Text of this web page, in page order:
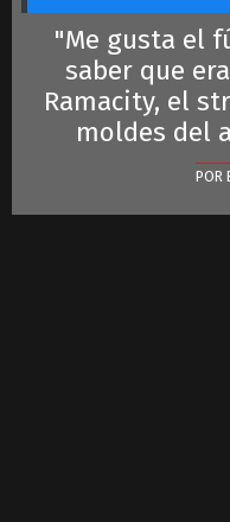
"Me gusta el
saber que
Ramacity, el
moldes del
POR